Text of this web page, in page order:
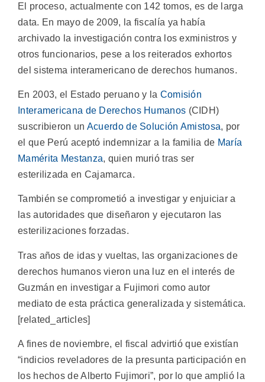
El proceso, actualmente con 142 tomos, es de larga
data. En mayo de 2009, la fiscalía ya había
archivado la investigación contra los exministros y
otros funcionarios, pese a los reiterados exhortos
del sistema interamericano de derechos humanos.
En 2003, el Estado peruano y la Comisión
Interamericana de Derechos Humanos (CIDH)
suscribieron un Acuerdo de Solución Amistosa, por
el que Perú aceptó indemnizar a la familia de María
Mamérita Mestanza, quien murió tras ser
esterilizada en Cajamarca.
También se comprometió a investigar y enjuiciar a
las autoridades que diseñaron y ejecutaron las
esterilizaciones forzadas.
Tras años de idas y vueltas, las organizaciones de
derechos humanos vieron una luz en el interés de
Guzmán en investigar a Fujimori como autor
mediato de esta práctica generalizada y sistemática.
[related_articles]
A fines de noviembre, el fiscal advirtió que existían
“indicios reveladores de la presunta participación en
los hechos de Alberto Fujimori”, por lo que amplió la